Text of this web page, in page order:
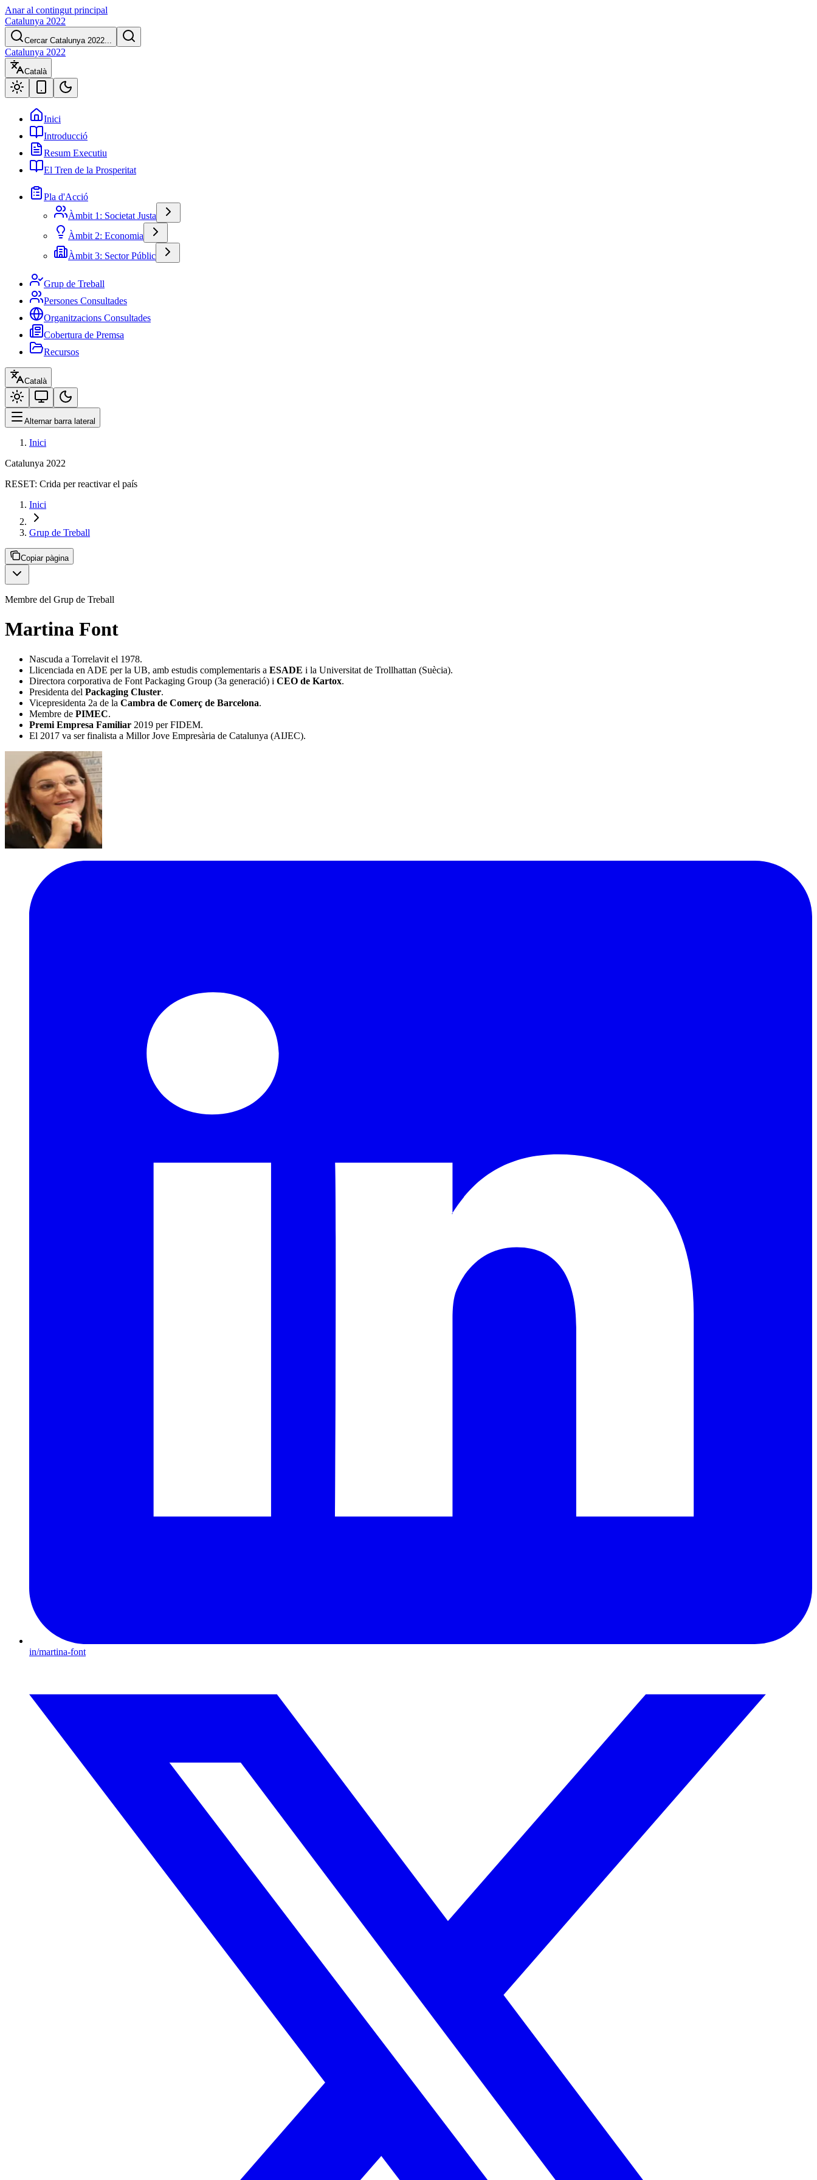
Anar al contingut principal
Catalunya 2022
Cercar Catalunya 2022...
Catalunya 2022
Català
Inici
Introducció
Resum Executiu
El Tren de la Prosperitat
Pla d'Acció
Àmbit 1: Societat Justa
Àmbit 2: Economia
Àmbit 3: Sector Públic
Grup de Treball
Persones Consultades
Organitzacions Consultades
Cobertura de Premsa
Recursos
Català
Alternar barra lateral
Inici
Catalunya 2022
RESET: Crida per reactivar el país
Inici
Grup de Treball
Copiar pàgina
Membre del Grup de Treball
Martina Font
Nascuda a Torrelavit el 1978.
Llicenciada en ADE per la UB, amb estudis complementaris a ESADE i la Universitat de Trollhattan (Suècia).
Directora corporativa de Font Packaging Group (3a generació) i CEO de Kartox.
Presidenta del Packaging Cluster.
Vicepresidenta 2a de la Cambra de Comerç de Barcelona.
Membre de PIMEC.
Premi Empresa Familiar 2019 per FIDEM.
El 2017 va ser finalista a Millor Jove Empresària de Catalunya (AIJEC).
in/martina-font